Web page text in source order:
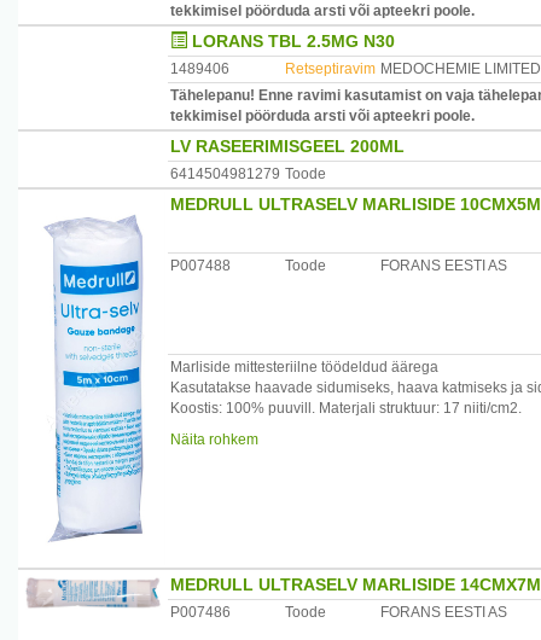
tekkimisel pöörduda arsti või apteekri poole.
LORANS TBL 2.5MG N30
1489406 Retseptiravim MEDOCHEMIE LIMITED
Tähelepanu! Enne ravimi kasutamist on vaja
tekkimisel pöörduda arsti või apteekri poole.
LV RASEERIMISGEEL 200ML
6414504981279 Toode
MEDRULL ULTRASELV MARLISIDE
P007488 Toode FORANS EESTI AS
Marliside mittesteriilne töödeldud äärega
Kasutatakse haavade sidumiseks, haava katmiseks ja
Koostis: 100% puuvill. Materjali struktuur: 17 niiti/cm2.
Näita rohkem
MEDRULL ULTRASELV MARLISIDE
P007486 Toode FORANS EESTI AS